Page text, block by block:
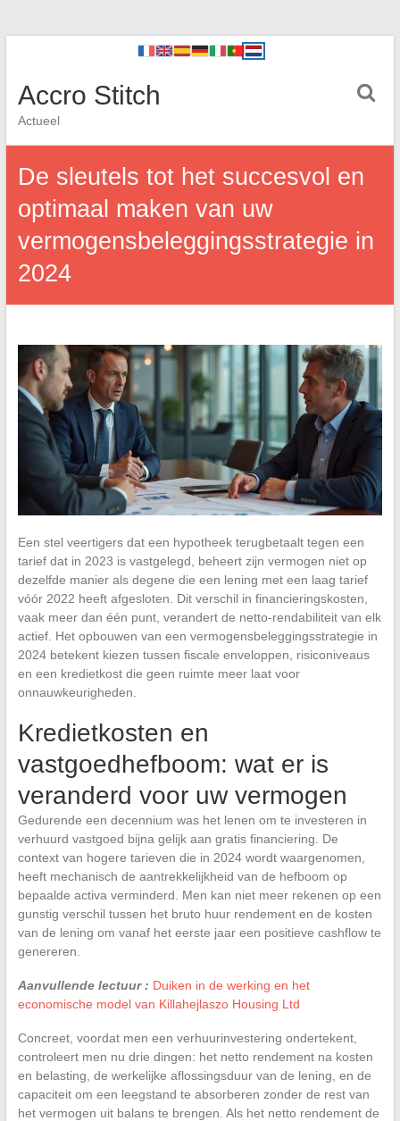
Accro Stitch
Actueel
De sleutels tot het succesvol en
optimaal maken van uw
vermogensbeleggingsstrategie in
2024
Een stel veertigers dat een hypotheek terugbetaalt tegen een
tarief dat in 2023 is vastgelegd, beheert zijn vermogen niet op
dezelfde manier als degene die een lening met een laag tarief
vóór 2022 heeft afgesloten. Dit verschil in financieringskosten,
vaak meer dan één punt, verandert de netto-rendabiliteit van elk
actief. Het opbouwen van een vermogensbeleggingsstrategie in
2024 betekent kiezen tussen fiscale enveloppen, risiconiveaus
en een kredietkost die geen ruimte meer laat voor
onnauwkeurigheden.
Kredietkosten en
vastgoedhefboom: wat er is
veranderd voor uw vermogen
Gedurende een decennium was het lenen om te investeren in
verhuurd vastgoed bijna gelijk aan gratis financiering. De
context van hogere tarieven die in 2024 wordt waargenomen,
heeft mechanisch de aantrekkelijkheid van de hefboom op
bepaalde activa verminderd. Men kan niet meer rekenen op een
gunstig verschil tussen het bruto huur rendement en de kosten
van de lening om vanaf het eerste jaar een positieve cashflow te
genereren.
Aanvullende lectuur : Duiken in de werking en het
economische model van Killahejlaszo Housing Ltd
Concreet, voordat men een verhuurinvestering ondertekent,
controleert men nu drie dingen: het netto rendement na kosten
en belasting, de werkelijke aflossingsduur van de lening, en de
capaciteit om een leegstand te absorberen zonder de rest van
het vermogen uit balans te brengen. Als het netto rendement de